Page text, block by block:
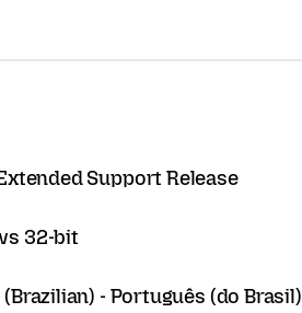
Support Release
32-bit
- Português (do Brasil)